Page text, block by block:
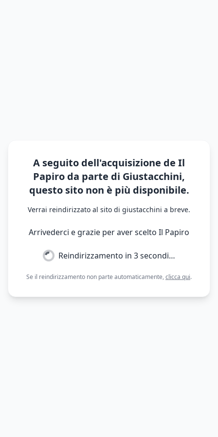
A seguito dell'acquisizione de Il
Papiro da parte di Giustacchini,
questo sito non è più disponibile.
Verrai reindirizzato al sito di giustacchini a breve.
Arrivederci e grazie per aver scelto Il Papiro
Reindirizzamento in 3secondi…
Se il reindirizzamento non parte automaticamente,clicca qui.